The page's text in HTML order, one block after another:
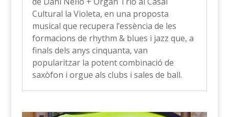
Cultural la Violeta, en una proposta
musical que recupera l’essència de les
formacions de rhythm & blues i jazz que, a
finals dels anys cinquanta, van
popularitzar la potent combinació de
saxòfon i orgue als clubs i sales de ball.